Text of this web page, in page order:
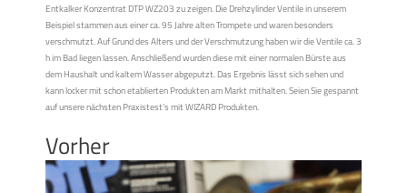
Entkalker Konzentrat DTP WZ203 zu zeigen. Die Drehzylinder Ventile in unserem
Beispiel stammen aus einer ca. 95 Jahre alten Trompete und waren besonders
verschmutzt. Auf Grund des Alters und der Verschmutzung haben wir die Ventile ca. 3
h im Bad liegen lassen. Anschließend wurden diese mit einer normalen Bürste aus
dem Haushalt und kaltem Wasser abgeputzt. Das Ergebnis lässt sich sehen und
kann locker mit schon etablierten Produkten am Markt mithalten. Seien Sie gespannt
auf unsere nächsten Praxistest’s mit WIZARD Produkten.
Vorher